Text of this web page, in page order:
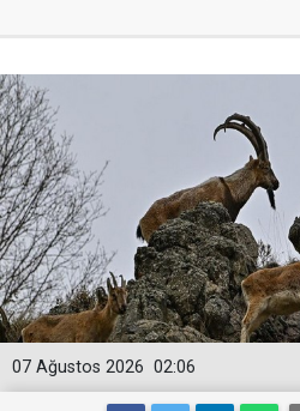
02:06
07 Ağustos 2026